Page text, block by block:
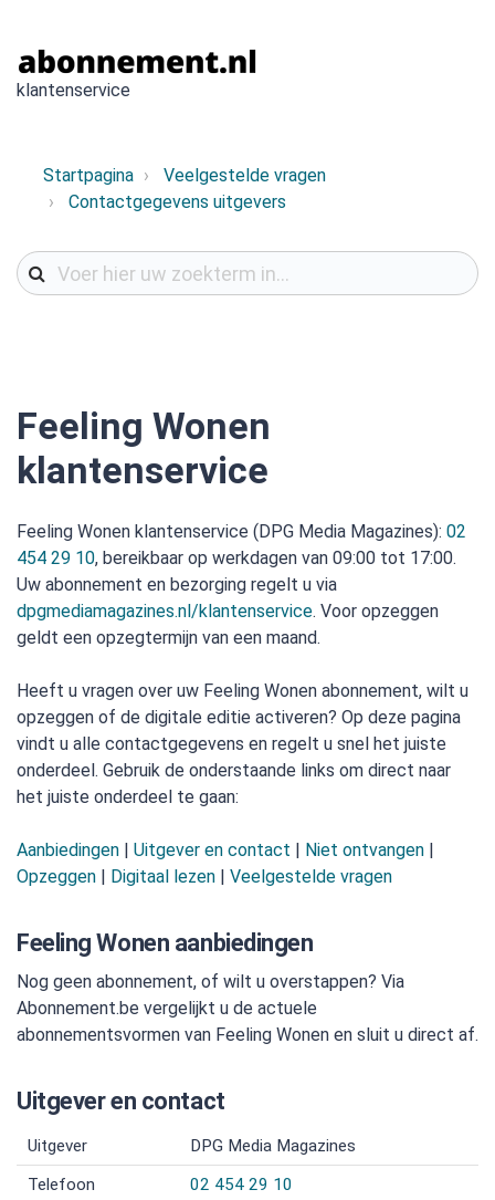
klantenservice
Startpagina
Veelgestelde vragen
Contactgegevens uitgevers
Feeling Wonen
klantenservice
Feeling Wonen klantenservice (DPG Media Magazines): 02
454 29 10, bereikbaar op werkdagen van 09:00 tot 17:00.
Uw abonnement en bezorging regelt u via
dpgmediamagazines.nl/klantenservice. Voor opzeggen
geldt een opzegtermijn van een maand.
Heeft u vragen over uw Feeling Wonen abonnement, wilt u
opzeggen of de digitale editie activeren? Op deze pagina
vindt u alle contactgegevens en regelt u snel het juiste
onderdeel. Gebruik de onderstaande links om direct naar
het juiste onderdeel te gaan:
Aanbiedingen | Uitgever en contact | Niet ontvangen |
Opzeggen | Digitaal lezen | Veelgestelde vragen
Feeling Wonen aanbiedingen
Nog geen abonnement, of wilt u overstappen? Via
Abonnement.be vergelijkt u de actuele
abonnementsvormen van Feeling Wonen en sluit u direct af.
Uitgever en contact
Uitgever
DPG Media Magazines
Telefoon
02 454 29 10